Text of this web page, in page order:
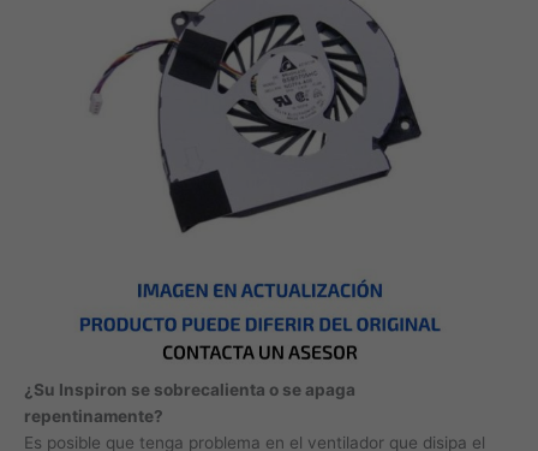
¿Su Inspiron se sobrecalienta o se apaga
repentinamente?
Es posible que tenga problema en el ventilador que disipa el